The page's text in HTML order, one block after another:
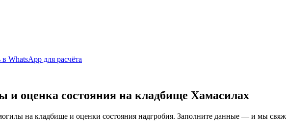
WhatsApp для расчёта
и оценка состояния на кладбище Хамасилах
на кладбище и оценки состояния надгробия. Заполните данные — и мы